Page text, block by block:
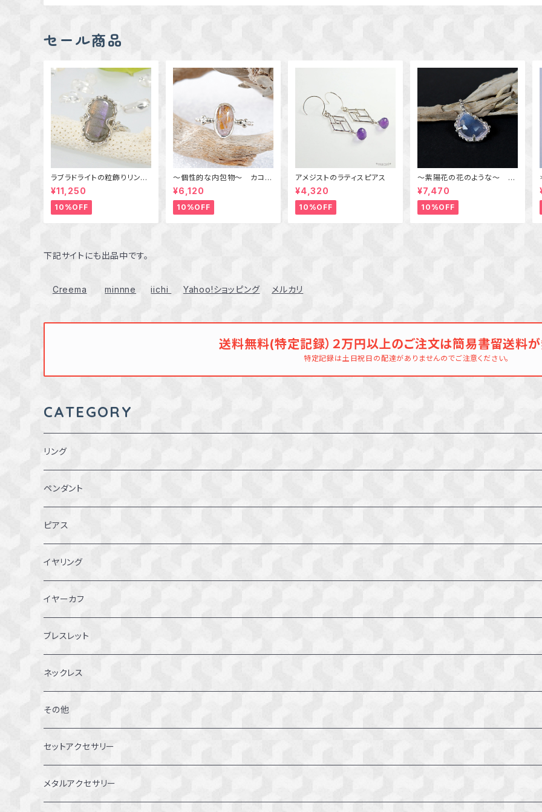
セール商品
ラブラドライトの粒飾りリング
（パープル＆オレンジ） 16号
¥11,250
10%OFF
～個性的な内包物～ カコク
セナイトインアメジストの粒飾
りリング 10号 天然石アク
セサリー 一点物 macari
¥6,120
10%OFF
アメジストのラティスピアス
¥4,320
10%OFF
～紫陽花の花のような～ ラ
ベンダークォーツの粒飾りペ
ンダント 天然石アクセサ
リー 一点物
¥7,470
10%OFF
下記サイトにも出品中です。
Creema minnne iichi Yahoo!ショッピング メルカリ
送料無料(特定記録）２万円以上のご注文は簡易書留送料が
特定記録は土日祝日の配達がありませんのでご注意ください。
CATEGORY
リング
1～1.5号
2～2.5号
3~3.5号
4～4.5号
5～5.5号
6～6.5号
7～7.5号
8～8.5号
9～9.5号
ペンダント
ピアス
イヤリング
イヤーカフ
ブレスレット
ネックレス
その他
セットアクセサリー
メタルアクセサリー